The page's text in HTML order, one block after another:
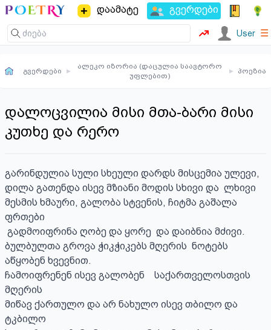
დაამატე გვერდები
User ☰
გვერდები ▸
ალეკო იზორია (დაცულია საავტორო
უფლებით)
▸ პოეზია
დალოცვილია მისი მთა-ბარი მისი
კუთხე და რერო
გარინდულია სული სხეული დარდს მისცემია ულევი,
დილა გათენდა ისევ მზიანი მოდის სხივი და  ლხივი
მესმის ხმაური, გალობა სტვენის, ჩიტმა გაშალა
ფრთები
ბულბულთა გროვა ჭიკჭიკებს მღერის  ნოტებს
აწყობენ ხვევნით.
ჩამოიფრენენ ისევ გალობენ    საქართველოსთვის
მღერის
მიწავ ქართულო და არ ნახულო ისევ თბილო და
ტკბილო